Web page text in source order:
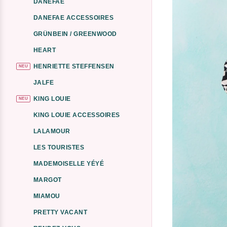
DANEFAE
DANEFAE ACCESSOIRES
GRÜNBEIN / GREENWOOD
HEART
NEU HENRIETTE STEFFENSEN
JALFE
NEU KING LOUIE
KING LOUIE ACCESSOIRES
LALAMOUR
LES TOURISTES
MADEMOISELLE YÉYÉ
MARGOT
MIAMOU
PRETTY VACANT